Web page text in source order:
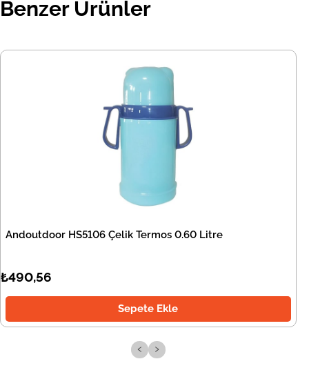
Benzer Ürünler
Andoutdoor HS5106 Çelik Termos 0.60 Litre
₺490,56
Sepete Ekle
‹ ›